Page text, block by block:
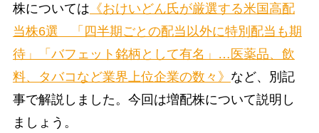
株については 《おけいどん氏が厳選する米国高配
当株6選 「四半期ごとの配当以外に特別配当も期
待」「バフェット銘柄として有名」…医薬品、飲
料、タバコなど業界上位企業の数々》 など、別記
事で解説しました。今回は増配株について説明し
ましょう。